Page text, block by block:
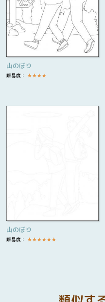
山のぼり
難易度： ★★★★
山のぼり
難易度： ★★★★★★